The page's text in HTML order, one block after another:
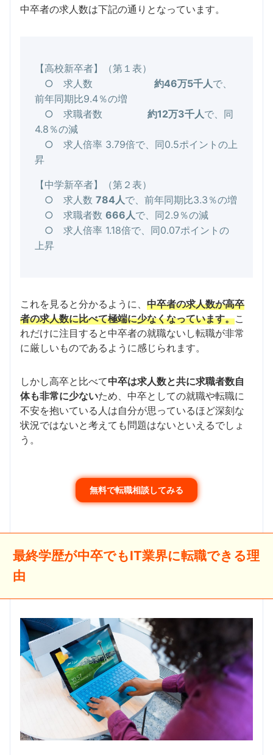
中卒者の求人数は下記の通りとなっています。
【高校新卒者】（第１表）
○ 求人数 約46万5千人で、
前年同期比9.4％の増
○ 求職者数 約12万3千人で、同
4.8％の減
○ 求人倍率 3.79倍で、同0.5ポイントの上
昇
【中学新卒者】（第２表）
○ 求人数 784人で、前年同期比3.3％の増
○ 求職者数 666人で、同2.9％の減
○ 求人倍率 1.18倍で、同0.07ポイントの
上昇
これを見ると分かるように、 中卒者の求人数が高卒
者の求人数に比べて極端に少なくなっています。こ
れだけに注目すると中卒者の就職ないし転職が非常
に厳しいものであるように感じられます。
しかし高卒と比べて中卒は求人数と共に求職者数自
体も非常に少ないため、中卒としての就職や転職に
不安を抱いている人は自分が思っているほど深刻な
状況ではないと考えても問題はないといえるでしょ
う。
無料で転職相談してみる
最終学歴が中卒でもIT業界に転職できる理
由